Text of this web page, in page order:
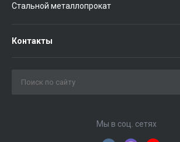
Стальной металлопрокат
Контакты
Мы в соц. сетях